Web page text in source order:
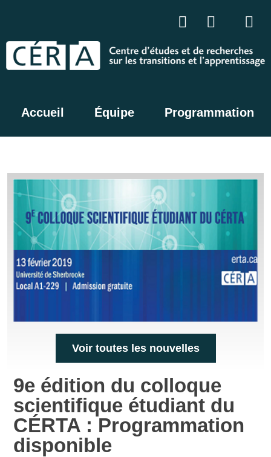
Accueil Équipe Programmation
Voir toutes les nouvelles
9e édition du colloque
scientifique étudiant du
CÉRTA : Programmation
disponible